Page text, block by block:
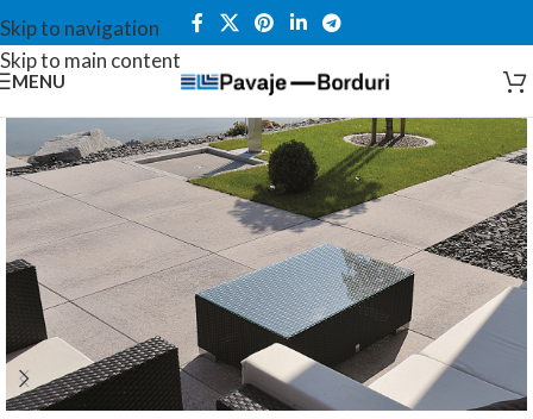
Skip to navigation
Skip to main content
MENU